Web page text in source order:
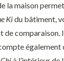
la maison
Kidu bâtiment,
de comparaison.
également